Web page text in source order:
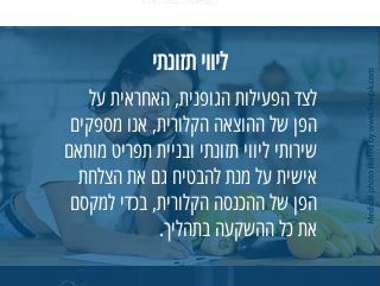
ליווי תזונתי
לצד הפעילות הגופנית, האחראית על
הפן של ההוצאה הקלורית, אנו מספקים
שירותי ליווי תזונתי ובניית תפריט מותאם
אישית על מנת להבטיח גם את הצלחת
הפן של ההכנסה הקלורית, בכדי למקסם
את כל ההשקעה בתהליך.